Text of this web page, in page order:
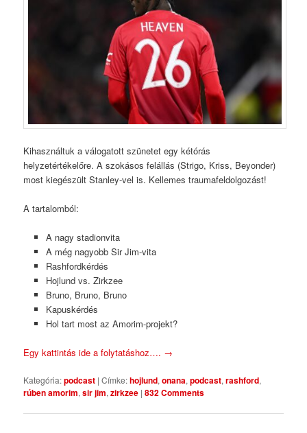
Kihasználtuk a válogatott szünetet egy kétórás
helyzetértékelőre. A szokásos felállás (Strigo, Kriss, Beyonder)
most kiegészült Stanley-vel is. Kellemes traumafeldolgozást!
A tartalomból:
A nagy stadionvita
A még nagyobb Sir Jim-vita
Rashfordkérdés
Hojlund vs. Zirkzee
Bruno, Bruno, Bruno
Kapuskérdés
Hol tart most az Amorim-projekt?
Egy kattintás ide a folytatáshoz…. →
Kategória:podcast |Címke:hojlund,onana,podcast,rashford,
rúben amorim,sir jim,zirkzee |832 Comments